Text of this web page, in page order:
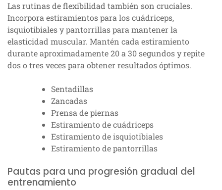
Las rutinas de flexibilidad también son cruciales.
Incorpora estiramientos para los cuádriceps,
isquiotibiales y pantorrillas para mantener la
elasticidad muscular. Mantén cada estiramiento
durante aproximadamente 20 a 30 segundos y repite
dos o tres veces para obtener resultados óptimos.
Sentadillas
Zancadas
Prensa de piernas
Estiramiento de cuádriceps
Estiramiento de isquiotibiales
Estiramiento de pantorrillas
Pautas para una progresión gradual del
entrenamiento